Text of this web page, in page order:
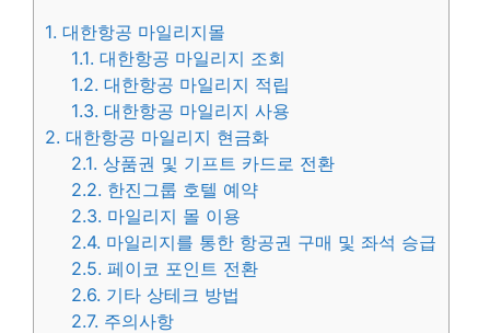
1. 대한항공 마일리지몰
1.1. 대한항공 마일리지 조회
1.2. 대한항공 마일리지 적립
1.3. 대한항공 마일리지 사용
2. 대한항공 마일리지 현금화
2.1. 상품권 및 기프트 카드로 전환
2.2. 한진그룹 호텔 예약
2.3. 마일리지 몰 이용
2.4. 마일리지를 통한 항공권 구매 및 좌석 승급
2.5. 페이코 포인트 전환
2.6. 기타 상테크 방법
2.7. 주의사항